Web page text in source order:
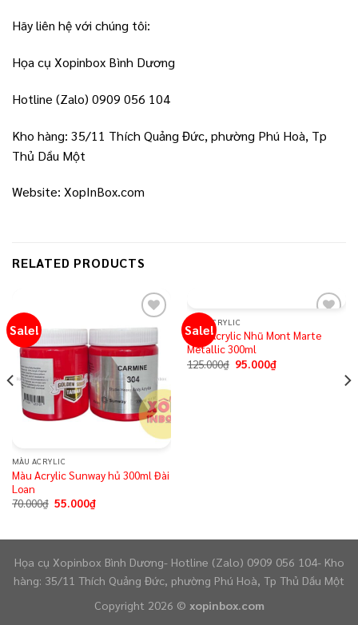
Hãy liên hệ với chúng tôi:
Họa cụ Xopinbox Bình Dương
Hotline (Zalo) 0909 056 104
Kho hàng: 35/11 Thích Quảng Đức, phường Phú Hoà, Tp
Thủ Dầu Một
Website: XopInBox.com
RELATED PRODUCTS
Sale!
Add to
MÀU ACRYLIC
Màu Acrylic Sunway hủ 300ml Đài
Loan
70.000₫ 55.000₫
Sale!
wishlist
MÀU ACRYLIC
Màu Acrylic Nhũ Mont Marte
Metallic 300ml
125.000₫ 95.000₫
Họa cụ Xopinbox Bình Dương- Hotline (Zalo) 0909 056 104- Kho
hàng: 35/11 Thích Quảng Đức, phường Phú Hoà, Tp Thủ Dầu Một
Copyright 2026 © xopinbox.com